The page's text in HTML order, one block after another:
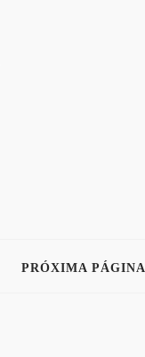
PRÓXIMA PÁGINA